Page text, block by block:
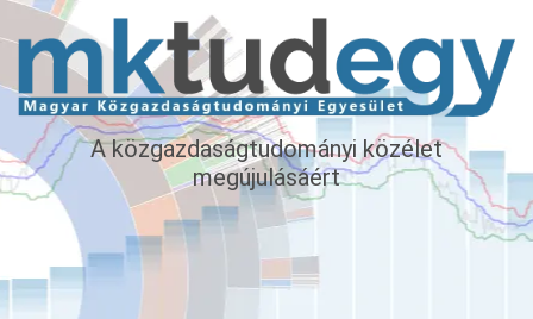
A közgazdaságtudományi közélet
megújulásáért